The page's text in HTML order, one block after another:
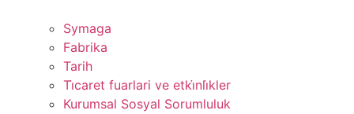
Symaga
Fabrika
Tarih
Ti̇caret fuarlari ve etki̇nli̇kler
Kurumsal Sosyal Sorumluluk